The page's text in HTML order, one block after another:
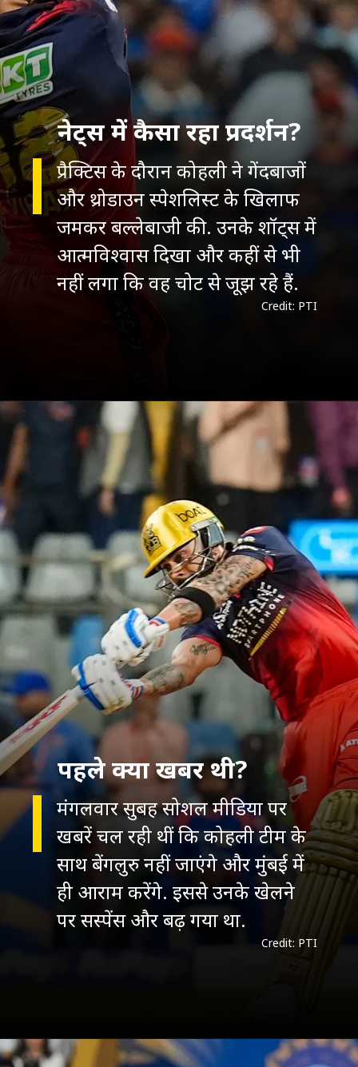
नेट्स में कैसा रहा प्रदर्शन?
प्रैक्टिस के दौरान कोहली ने गेंदबाजों
और थ्रोडाउन स्पेशलिस्ट के खिलाफ
जमकर बल्लेबाजी की. उनके शॉट्स में
आत्मविश्वास दिखा और कहीं से भी
नहीं लगा कि वह चोट से जूझ रहे हैं.
Credit: PTI
पहले क्या खबर थी?
मंगलवार सुबह सोशल मीडिया पर
खबरें चल रही थीं कि कोहली टीम के
साथ बेंगलुरु नहीं जाएंगे और मुंबई में
ही आराम करेंगे. इससे उनके खेलने
पर सस्पेंस और बढ़ गया था.
Credit: PTI